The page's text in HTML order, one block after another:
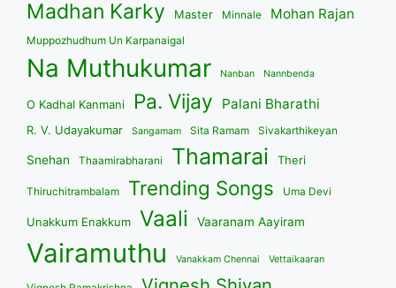
Madhan Karky Master Minnale Mohan Rajan
Muppozhudhum Un Karpanaigal
Na Muthukumar Nanban Nannbenda
O Kadhal Kanmani Pa. Vijay Palani Bharathi
R. V. Udayakumar Sangamam Sita Ramam Sivakarthikeyan
Snehan Thaamirabharani Thamarai Theri
Thiruchitrambalam Trending Songs Uma Devi
Unakkum Enakkum Vaali Vaaranam Aayiram
Vairamuthu Vanakkam Chennai Vettaikaaran